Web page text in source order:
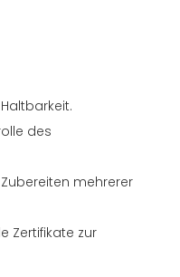
des
mehrerer
Zertifikate zur